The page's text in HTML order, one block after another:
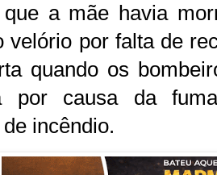
que a mãe havia
velório por falta de
quando os
por causa da
incêndio.